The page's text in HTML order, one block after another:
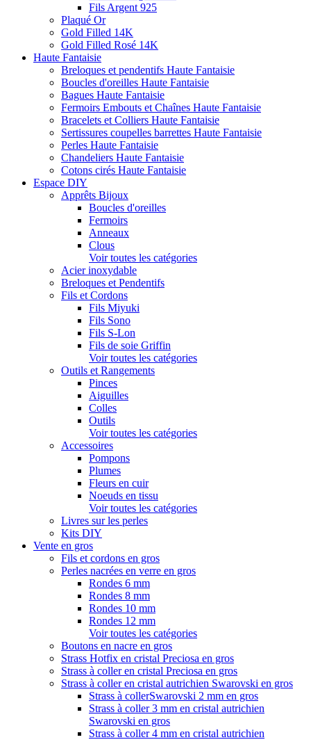
Fils Argent 925
Plaqué Or
Gold Filled 14K
Gold Filled Rosé 14K
Haute Fantaisie
Breloques et pendentifs Haute Fantaisie
Boucles d'oreilles Haute Fantaisie
Bagues Haute Fantaisie
Fermoirs Embouts et Chaînes Haute Fantaisie
Bracelets et Colliers Haute Fantaisie
Sertissures coupelles barrettes Haute Fantaisie
Perles Haute Fantaisie
Chandeliers Haute Fantaisie
Cotons cirés Haute Fantaisie
Espace DIY
Apprêts Bijoux
Boucles d'oreilles
Fermoirs
Anneaux
Clous
Voir toutes les catégories
Acier inoxydable
Breloques et Pendentifs
Fils et Cordons
Fils Miyuki
Fils Sono
Fils S-Lon
Fils de soie Griffin
Voir toutes les catégories
Outils et Rangements
Pinces
Aiguilles
Colles
Outils
Voir toutes les catégories
Accessoires
Pompons
Plumes
Fleurs en cuir
Noeuds en tissu
Voir toutes les catégories
Livres sur les perles
Kits DIY
Vente en gros
Fils et cordons en gros
Perles nacrées en verre en gros
Rondes 6 mm
Rondes 8 mm
Rondes 10 mm
Rondes 12 mm
Voir toutes les catégories
Boutons en nacre en gros
Strass Hotfix en cristal Preciosa en gros
Strass à coller en cristal Preciosa en gros
Strass à coller en cristal autrichien Swarovski en gros
Strass à collerSwarovski 2 mm en gros
Strass à coller 3 mm en cristal autrichien
Swarovski en gros
Strass à coller 4 mm en cristal autrichien